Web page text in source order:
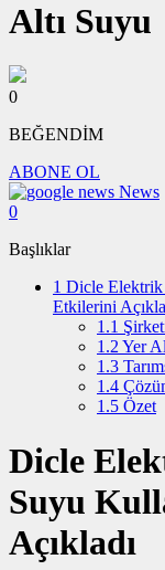
Altı Suyu
0
BEĞENDİM
ABONE OL
News
0
Başlıklar
1 Dicle Elektrik
Etkilerini
1.1
1.2Yer
1.3
1.4
1.5 Özet
Dicle
Suyu
Açıkladı